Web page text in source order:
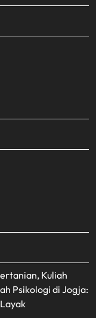
Kuliah
Psikologi di Jogja: